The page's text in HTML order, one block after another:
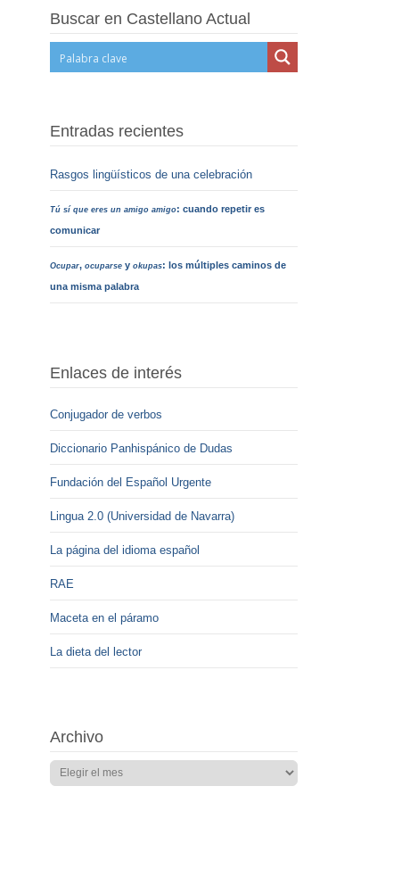
Buscar en Castellano Actual
Entradas recientes
Rasgos lingüísticos de una celebración
Tú sí que eres un amigo amigo: cuando repetir es
comunicar
Ocupar, ocuparsey okupas: los múltiples caminos de
una misma palabra
Enlaces de interés
Conjugador de verbos
Diccionario Panhispánico de Dudas
Fundación del Español Urgente
Lingua 2.0 (Universidad de Navarra)
La página del idioma español
RAE
Maceta en el páramo
La dieta del lector
Archivo